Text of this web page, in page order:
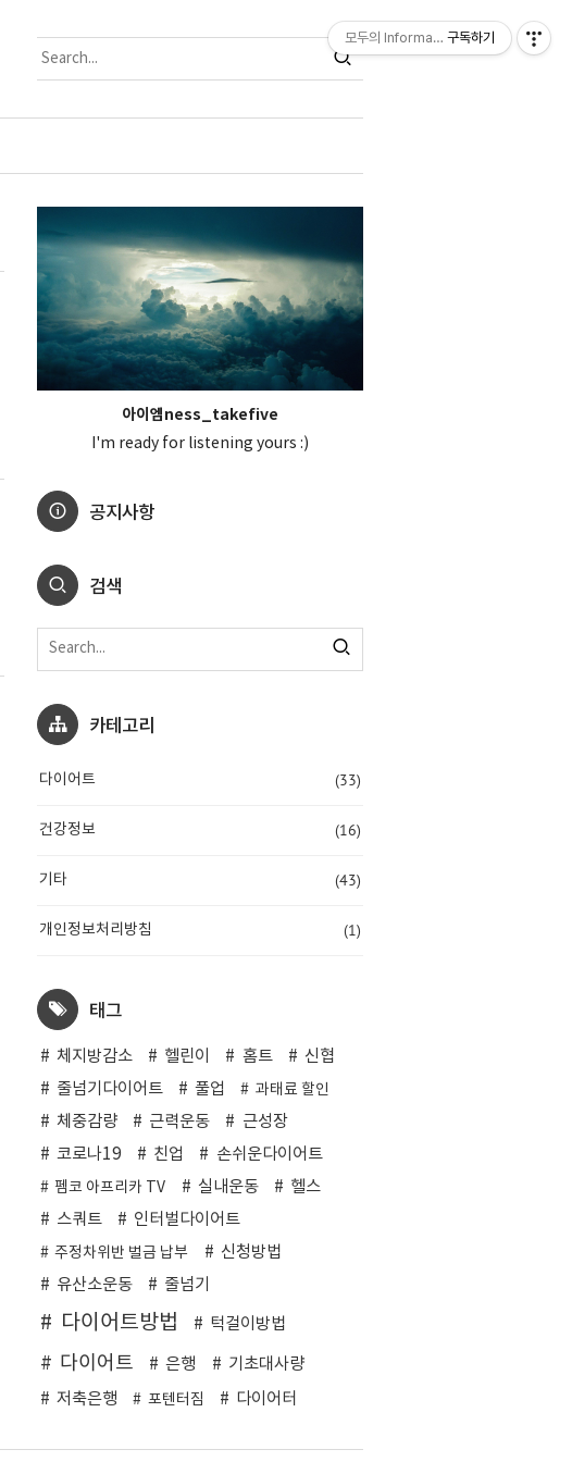
아이엠ness_takefive
I'm ready for listening yours :)
공지사항
검색
카테고리
다이어트 (33)
건강정보 (16)
기타 (43)
개인정보처리방침 (1)
태그
체지방감소 헬린이 홈트
신협
줄넘기다이어트
풀업 과태료 할인
체중감량 근력운동
근성장
코로나19
친업 손쉬운다이어트
펨코 아프리카 TV 실내운동
헬스
스쿼트
인터벌다이어트
주정차위반 벌금 납부
신청방법
유산소운동
줄넘기
다이어트방법 턱걸이방법
다이어트 은행
기초대사량
저축은행
포텐터짐 다이어터
모두의 Information구독하기